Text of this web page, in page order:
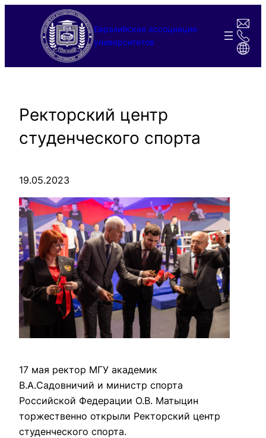
содержимому
Евразийская ассоциация
университетов
Ректорский центр
студенческого спорта
19.05.2023
17 мая ректор МГУ академик
В.А.Садовничий и министр спорта
Российской Федерации О.В. Матыцин
торжественно открыли Ректорский центр
студенческого спорта.